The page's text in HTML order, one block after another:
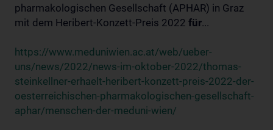
pharmakologischen Gesellschaft (APHAR) in Graz
mit dem Heribert-Konzett-Preis 2022 für...
https://www.meduniwien.ac.at/web/ueber-
uns/news/2022/news-im-oktober-2022/thomas-
steinkellner-erhaelt-heribert-konzett-preis-2022-der-
oesterreichischen-pharmakologischen-gesellschaft-
aphar/menschen-der-meduni-wien/